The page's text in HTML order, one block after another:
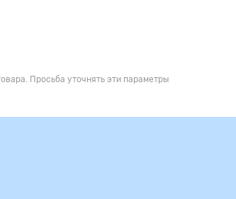
Просьба уточнять эти параметры